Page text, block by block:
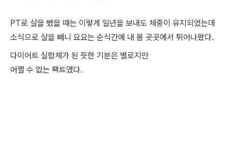
PT로 살을 뺐을 때는 이렇게 일년을 보내도 체중이 유지되었는데
소식으로 살을 빼니 요요는 순식간에 내 몸 곳곳에서 튀어나왔다.
다이어트 실험체가 된 듯한 기분은 별로지만
어쩔 수 없는 팩트였다.